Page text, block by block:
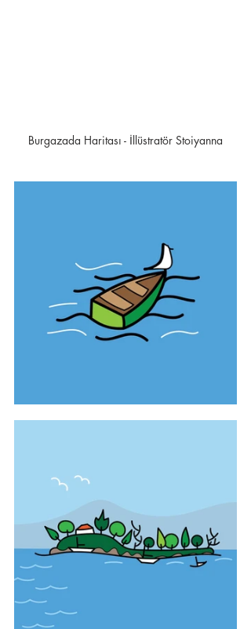
Burgazada Haritası - İllüstratör Stoiyanna